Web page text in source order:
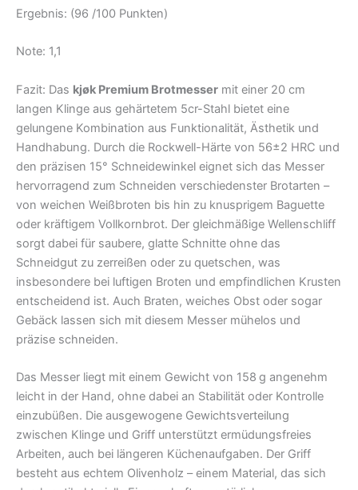
Ergebnis: (96 /100 Punkten)
Note: 1,1
Fazit: Das kjøk Premium Brotmesser mit einer 20 cm
langen Klinge aus gehärtetem 5cr-Stahl bietet eine
gelungene Kombination aus Funktionalität, Ästhetik und
Handhabung. Durch die Rockwell-Härte von 56±2 HRC und
den präzisen 15° Schneidewinkel eignet sich das Messer
hervorragend zum Schneiden verschiedenster Brotarten –
von weichen Weißbroten bis hin zu knusprigem Baguette
oder kräftigem Vollkornbrot. Der gleichmäßige Wellenschliff
sorgt dabei für saubere, glatte Schnitte ohne das
Schneidgut zu zerreißen oder zu quetschen, was
insbesondere bei luftigen Broten und empfindlichen Krusten
entscheidend ist. Auch Braten, weiches Obst oder sogar
Gebäck lassen sich mit diesem Messer mühelos und
präzise schneiden.
Das Messer liegt mit einem Gewicht von 158 g angenehm
leicht in der Hand, ohne dabei an Stabilität oder Kontrolle
einzubüßen. Die ausgewogene Gewichtsverteilung
zwischen Klinge und Griff unterstützt ermüdungsfreies
Arbeiten, auch bei längeren Küchenaufgaben. Der Griff
besteht aus echtem Olivenholz – einem Material, das sich